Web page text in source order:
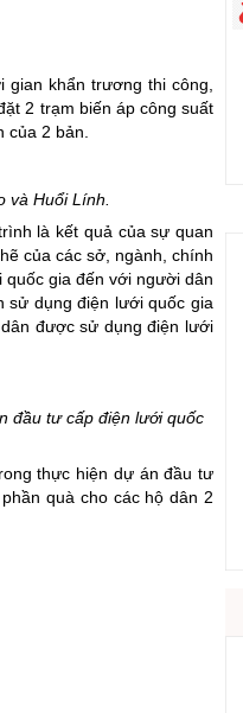
khẩn trương thi công,
2 trạm biến áp công suất
2 bản.
và HuổiLính.
là kết quả của sự quan
của các sở, ngành, chính
gia đến với người dân
sử dụng điện lưới quốc gia
được sử dụng điện lưới
đầu tư cấp điện lưới quốc
thực hiện dự án đầu tư
quà cho các hộ dân 2